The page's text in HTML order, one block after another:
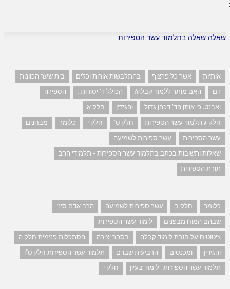
שאלה שאלה בתלמוד עשר הספירות
אותיות אשר כל פרצוף בהתלבשות אורות וכלים
בית שער הכוונות
דם
האם מותר ללמוד קבלה? הכולל ד' יסודות .
הספירה
ואבנט. כי אותן הד' דכהן גדול
והגידין
חלק א
חלק ג תלמוד עשר הספירות
חלק ט' חלק י כלומר
מבחנים
עשר הספירות
עשר ספירות לשמיעה
שאלות ותשובות בכתב בתלמוד עשר הספירות - תלמידי הרב
תורת הספירות
כלומר חלק ב עשר ספירות לשמיעה
הרב אדם סיני
שבהם המוח מבפנים
לימוד עשר הספירות
ציטוטים על חובת לימוד קבלה
בספר יצירה
הסתכלות פנימית חלק ה
והגידין
ומכנסים הרביעית שבדם
תלמוד עשר הספירות חלק ט"ו
תלמוד עשר הספירות- לימוד בעיון
חלק י